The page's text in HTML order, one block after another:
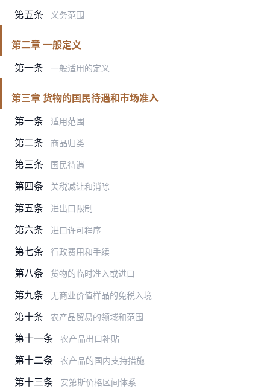
第五条 义务范围
第二章 一般定义
第一条
一般适用的定义
第三章 货物的国民待遇和市场准入
第一条
适用范围
第二条 商品归类
第三条 国民待遇
第四条 关税减让和消除
第五条 进出口限制
第六条 进口许可程序
第七条 行政费用和手续
第八条 货物的临时准入或进口
第九条 无商业价值样品的免税入境
第十条 农产品贸易的领域和范围
第十一条 农产品出口补贴
第十二条 农产品的国内支持措施
第十三条 安第斯价格区间体系